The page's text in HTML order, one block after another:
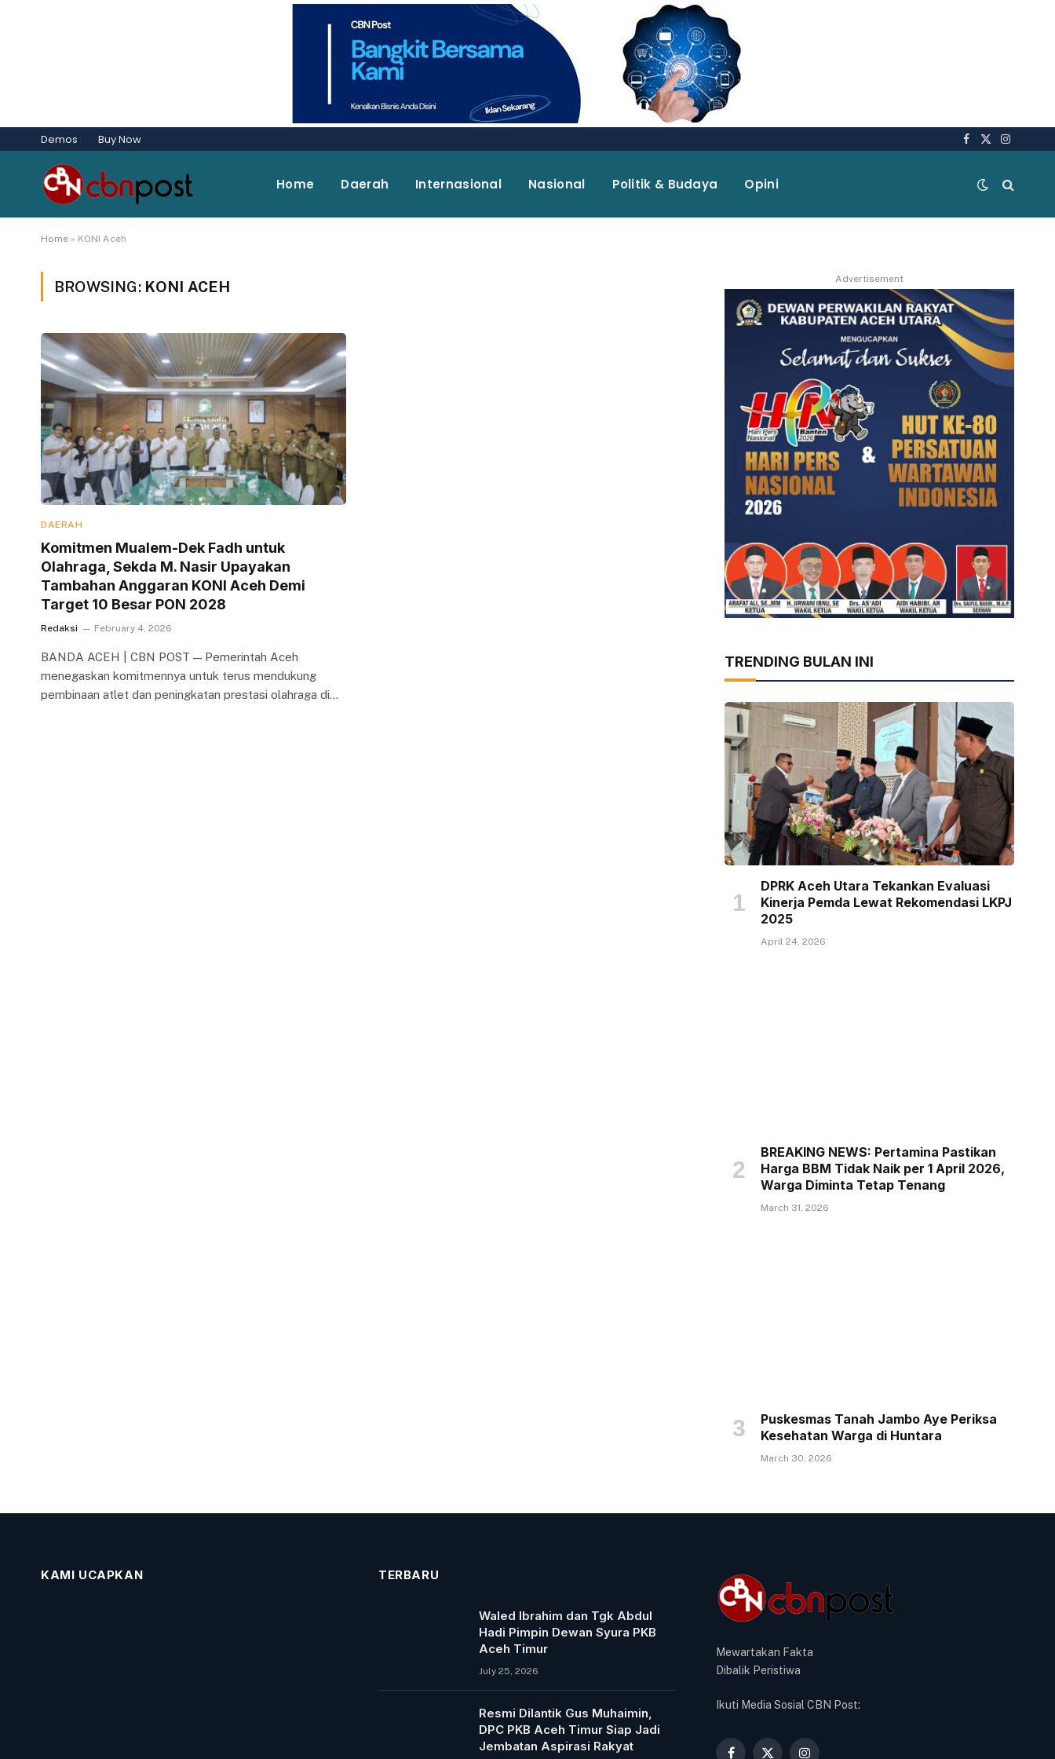
Demos Buy Now Facebook
X
Home Daerah Internasional Nasional Politik & Budaya Opini
Home » KONI Aceh
BROWSING: KONI ACEH
DAERAH
Komitmen Mualem-Dek Fadh untuk
Olahraga, Sekda M. Nasir Upayakan
Tambahan Anggaran KONI Aceh Demi
Target 10 Besar PON 2028
Redaksi February 4, 2026
BANDA ACEH | CBN POST — Pemerintah Aceh
menegaskan komitmennya untuk terus mendukung
pembinaan atlet dan peningkatan prestasi olahraga di…
Advertisement
TRENDING BULAN INI
DPRK Aceh Utara Tekankan Evaluasi
Kinerja Pemda Lewat Rekomendasi LKPJ
2025
April 24, 2026
BREAKING NEWS: Pertamina Pastikan
Harga BBM Tidak Naik per 1 April 2026,
Warga Diminta Tetap Tenang
March 31, 2026
Puskesmas Tanah Jambo Aye Periksa
Kesehatan Warga di Huntara
March 30, 2026
KAMI UCAPKAN TERBARU
Waled Ibrahim dan Tgk Abdul
Hadi Pimpin Dewan Syura PKB
Aceh Timur
July 25, 2026
Resmi Dilantik Gus Muhaimin,
DPC PKB Aceh Timur Siap Jadi
Jembatan Aspirasi Rakyat
Mewartakan Fakta
Dibalik Peristiwa
Ikuti Media Sosial CBN Post: